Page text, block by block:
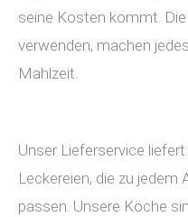
seine Kosten kommt.
verwenden, machen
Mahlzeit.
Unser Lieferservice
Leckereien, die zu
passen. Unsere Köche